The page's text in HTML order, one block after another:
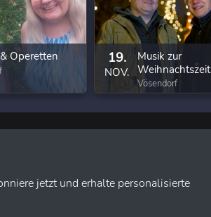
Operetten 19.
NOV.
Musik zur
Weihnachtszeit
Vösendorf
jetzt und erhalte personalisierte